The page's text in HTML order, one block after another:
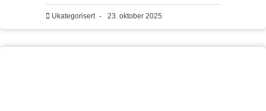
Ukategorisert - 23. oktober 2025